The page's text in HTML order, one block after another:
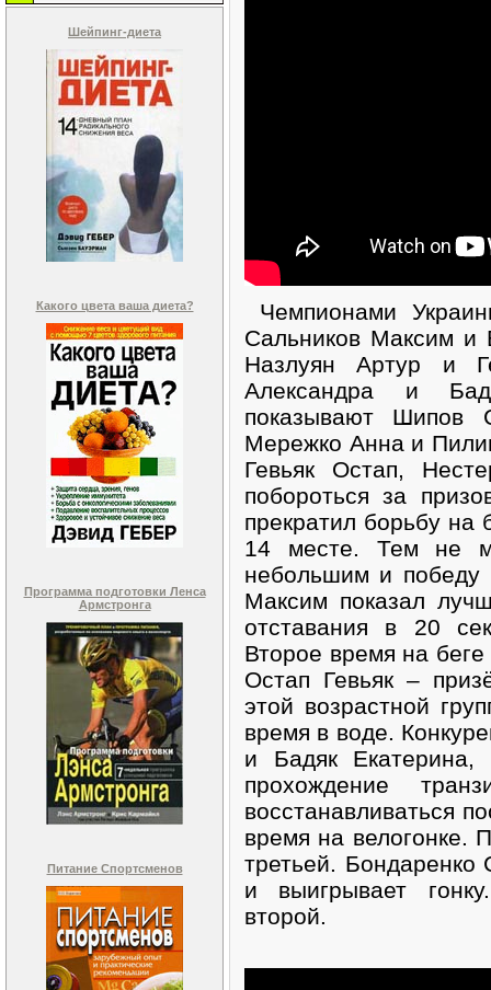
Шейпинг-диета
Какого цвета ваша диета?
Программа подготовки Ленса
Армстронга
Питание Спортсменов
Чемпионами
Сальников Максим и
Назлуян Артур и
Александра и
показывают
Мережко Анна и
Гевьяк Остап,
побороться за
прекратил борьбу на
14 месте. Тем не
небольшим и победу
Максим показал
отставания в 20
Второе время на
Остап Гевьяк –
этой возрастной
время в воде.
и Бадяк
прохождение
восстанавливаться
время на
третьей.
и выигрывает
второй.